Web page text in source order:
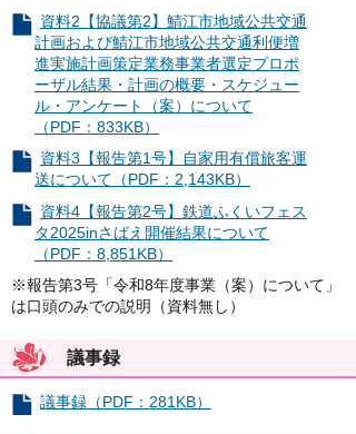
資料2【協議第2】鯖江市地域公共交通
計画および鯖江市地域公共交通利便増
進実施計画策定業務事業者選定プロポ
ーザル結果・計画の概要・スケジュー
ル・アンケート（案）について
（PDF：833KB）
資料3【報告第1号】自家用有償旅客運
送について（PDF：2,143KB）
資料4【報告第2号】鉄道ふくいフェス
タ2025inさばえ開催結果について
（PDF：8,851KB）
※報告第3号「令和8年度事業（案）について」
は口頭のみでの説明（資料無し）
議事録
議事録（PDF：281KB）